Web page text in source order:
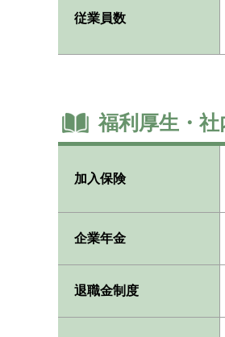
従業員数
福利厚生・社
加入保険
企業年金
退職金制度